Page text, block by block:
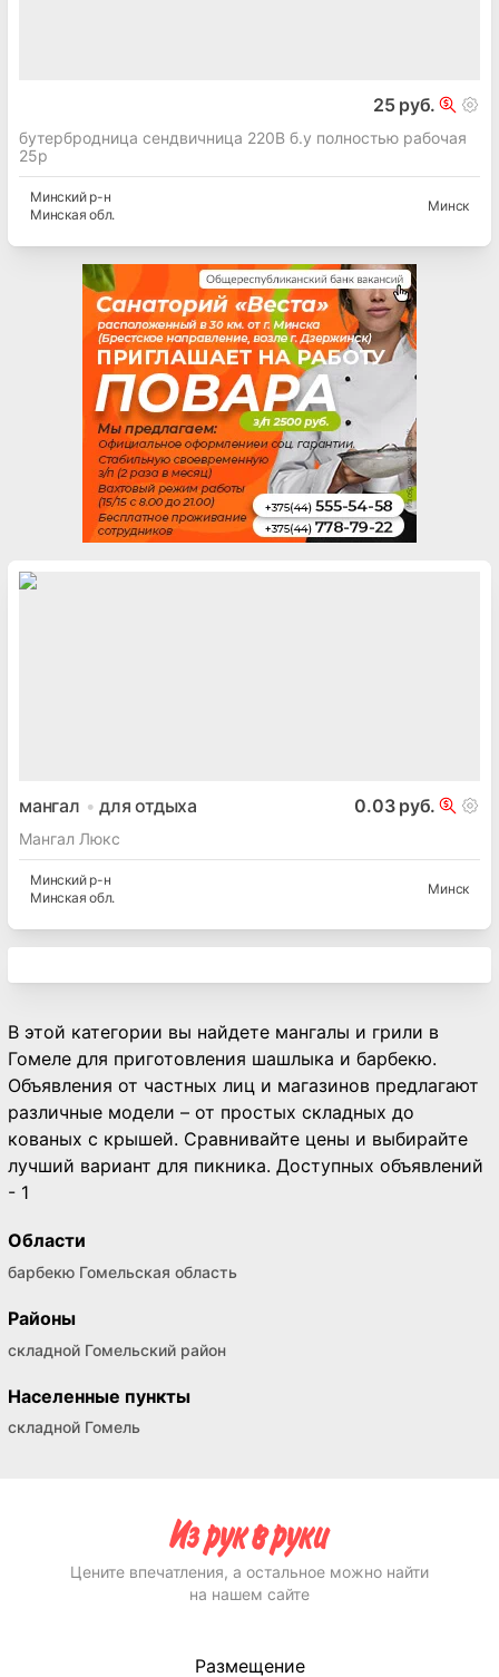
25 руб.
бутербродница сендвичница 220В б.у полностью рабочая
25р
Минскийр-н
Минская обл.
Минск
мангал для отдыха 0.03 руб.
Мангал Люкс
Минскийр-н
Минская обл.
Минск
В этой категории вы найдете мангалы и грили в
Гомеле для приготовления шашлыка и барбекю.
Объявления от частных лиц и магазинов предлагают
различные модели – от простых складных до
кованых с крышей. Сравнивайте цены и выбирайте
лучший вариант для пикника. Доступных объявлений
- 1
Области
барбекю Гомельская область
Районы
складной Гомельский район
Населенные пункты
складной Гомель
Цените впечатления, а остальное можно найти
на нашем сайте
Размещение